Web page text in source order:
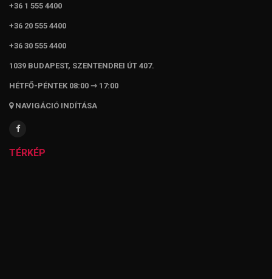
+36 1 555 4400
+36 20 555 4400
+36 30 555 4400
1039 BUDAPEST, SZENTENDREI ÚT 407.
HÉTFŐ-PÉNTEK 08:00 ⇾ 17:00
NAVIGÁCIÓ INDÍTÁSA
TÉRKÉP